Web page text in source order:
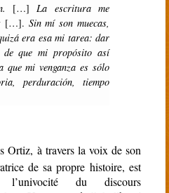
[…]La escritura me
[…]. Sin mí son muecas,
era esa mi tarea: dar
de que mi propósito así
que mi venganza es sólo
perduración, tiempo
Ortiz, à travers la voix de son
de sa propre histoire, est
du discours